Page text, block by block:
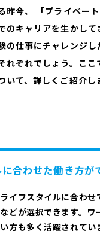
昨今、 「プライベー
のキャリアを生かし
の仕事にチャレンジし
れぞれでしょう。ここ
いて、詳しくご紹介し
合わせた働き方が
イフスタイルに合わせ
どが選択できます。ワ
方も多く活躍されてい